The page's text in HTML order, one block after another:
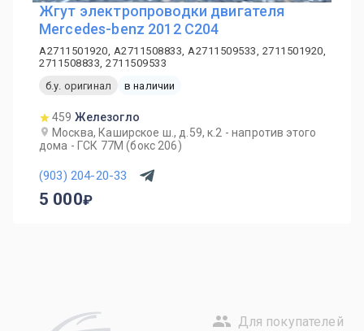
Жгут электропроводки двигателя
Mercedes-benz 2012 C204
A2711501920, A2711508833, A2711509533, 2711501920,
2711508833, 2711509533
б.у. оригинал
в наличии
459 Железогло
Москва, Каширское ш., д.59, к.2 - напротив этого
дома - ГСК 77М (бокс 206)
(903) 204-20-33
5 000
Для покупателей